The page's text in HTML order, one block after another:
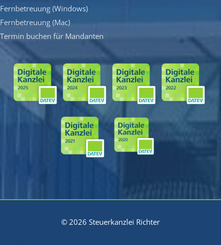
Fernbetreuung (Windows)
Fernbetreuung (Mac)
Termin buchen für Mandanten
© 2026 Steuerkanzlei Richter